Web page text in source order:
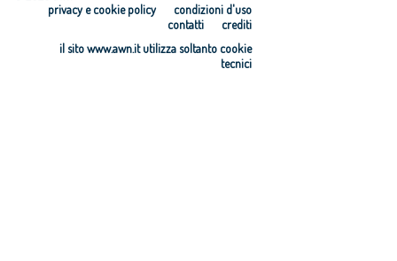
condizioni d'uso
privacy e cookie policy
crediti
contatti
il sito www.awn.it utilizza soltanto cookie
tecnici